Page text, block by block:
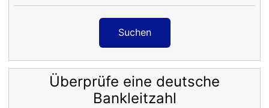
Suchen
Überprüfe eine deutsche
Bankleitzahl